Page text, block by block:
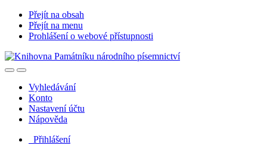
Přejít na obsah
Přejít na menu
Prohlášení o webové přístupnosti
Vyhledávání
Konto
Nastavení účtu
Nápověda
Přihlášení